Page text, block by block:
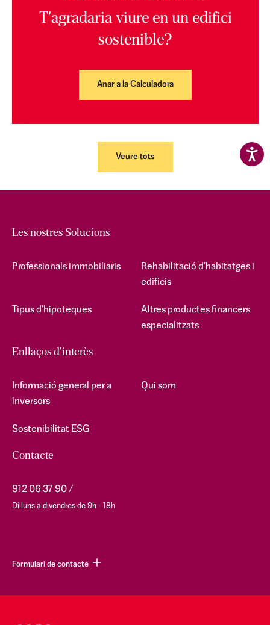
T'agradaria viure en un edifici
sostenible?
Anar a la Calculadora
Veure tots
Les nostres Solucions
Professionals immobiliaris
Rehabilitació d'habitatges i
edificis
Tipus d'hipoteques
Altres productes financers
especialitzats
Enllaços d'interès
Informació general per a
inversors
Qui som
Sostenibilitat ESG
Contacte
912 06 37 90
Dilluns a divendres de 9h - 18h
Formulari de contacte